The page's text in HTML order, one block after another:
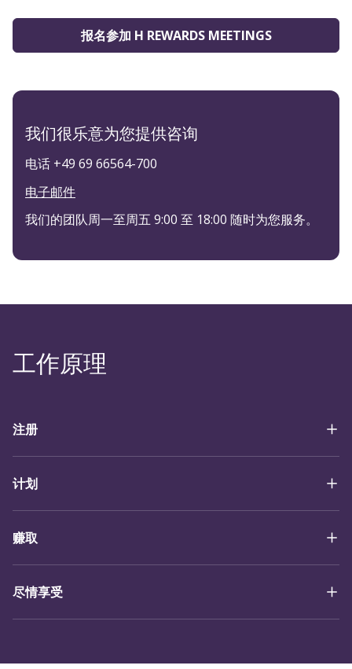
报名参加 H REWARDS MEETINGS
我们很乐意为您提供咨询
电话 +49 69 66564-700
电子邮件
我们的团队周一至周五 9:00 至 18:00 随时为您服务。
工作原理
注册
计划
赚取
尽情享受